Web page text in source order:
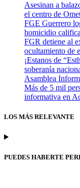
Asesinan a
el centro de
FGE Guerrero
homicidio
FGR detiene al
ocultamiento de
¡Estanos de
soberanía
Asamblea
Más de 5 mil
informativa en
LOS MÁS RELEVANTE
PUEDES HABERTE